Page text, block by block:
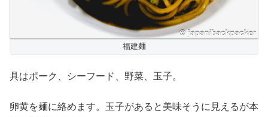
福建麺
具はポーク、シーフード、野菜、玉子。
卵黄を麺に絡めます。玉子があると美味そうに見えるが本